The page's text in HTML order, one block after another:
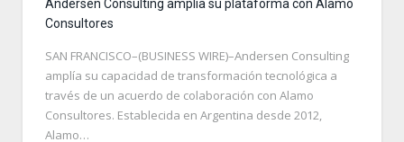
Andersen Consulting amplía su plataforma con Alamo
Consultores
SAN FRANCISCO–(BUSINESS WIRE)–Andersen Consulting
amplía su capacidad de transformación tecnológica a
través de un acuerdo de colaboración con Alamo
Consultores. Establecida en Argentina desde 2012,
Alamo…